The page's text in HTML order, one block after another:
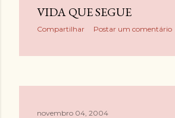
VIDA QUE SEGUE
Compartilhar Postar um comentário
novembro 04, 2004